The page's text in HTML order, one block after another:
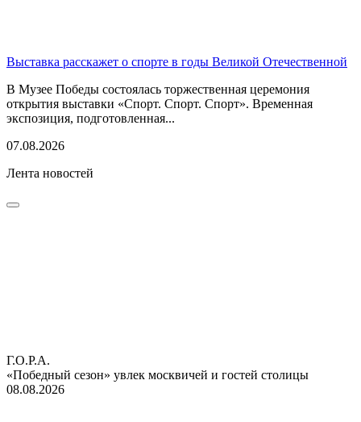
Выставка расскажет о спорте в годы Великой Отечественной
В Музее Победы состоялась торжественная церемония
открытия выставки «Спорт. Спорт. Спорт». Временная
экспозиция, подготовленная...
07.08.2026
Лента новостей
Г.О.Р.А.
«Победный сезон» увлек москвичей и гостей столицы
08.08.2026